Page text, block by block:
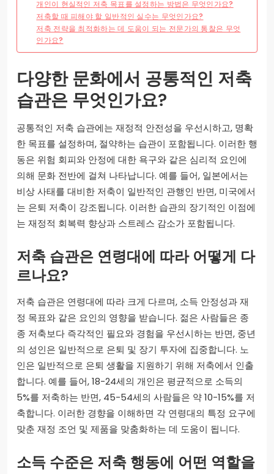
개인이 현실적인 저축 목표를 설정하는 방법은 무엇인가요?
저축할 때 피해야 할 일반적인 실수는 무엇인가요?
저축 전략을 최적화하는 데 도움이 되는 전문가의 통찰은 무엇
인가요?
다양한 문화에서 공통적인 저축
습관은 무엇인가요?
공통적인 저축 습관에는 재정적 안전성을 우선시하고, 명확
한 목표를 설정하며, 절약하는 습관이 포함됩니다. 이러한 행
동은 위험 회피와 안정에 대한 욕구와 같은 심리적 요인에
의해 문화 전반에 걸쳐 나타납니다. 예를 들어, 일본에서는
비상 사태를 대비한 저축이 일반적인 관행인 반면, 미국에서
는 은퇴 저축이 강조됩니다. 이러한 습관의 장기적인 이점에
는 재정적 회복력 향상과 스트레스 감소가 포함됩니다.
저축 습관은 연령대에 따라 어떻게 다
르나요?
저축 습관은 연령대에 따라 크게 다르며, 소득 안정성과 재
정 목표와 같은 요인의 영향을 받습니다. 젊은 사람들은 종
종 저축보다 즉각적인 필요와 경험을 우선시하는 반면, 중년
의 성인은 일반적으로 은퇴 및 장기 투자에 집중합니다. 노
인은 일반적으로 은퇴 생활을 지원하기 위해 저축에서 인출
합니다. 예를 들어, 18-24세의 개인은 평균적으로 소득의
5%를 저축하는 반면, 45-54세의 사람들은 약 10-15%를 저
축합니다. 이러한 경향을 이해하면 각 연령대의 특정 요구에
맞춘 재정 조언 및 제품을 맞춤화하는 데 도움이 됩니다.
소득 수준은 저축 행동에 어떤 역할을